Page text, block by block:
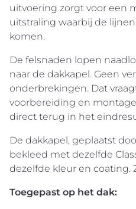
uitvoering zorgt voor een
uitstraling waarbij de
komen.
De felsnaden lopen
naar de dakkapel. Geen
onderbrekingen. Dat
voorbereiding en
direct terug in het
De dakkapel, geplaatst
bekleed met dezelfde
dezelfde kleur en coating.
Toegepast op het dak: